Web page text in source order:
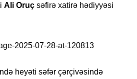
Ali Oruç səfirə xatirə hədiyyəsi
heyəti səfər çərçivəsində